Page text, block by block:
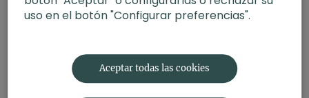
uso en el botón "Configurar preferencias".
Aceptar todas las cookies